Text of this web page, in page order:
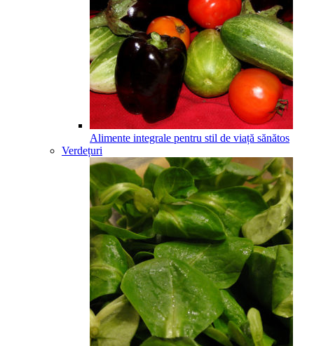
Alimente integrale pentru stil de viață sănătos
Verdețuri